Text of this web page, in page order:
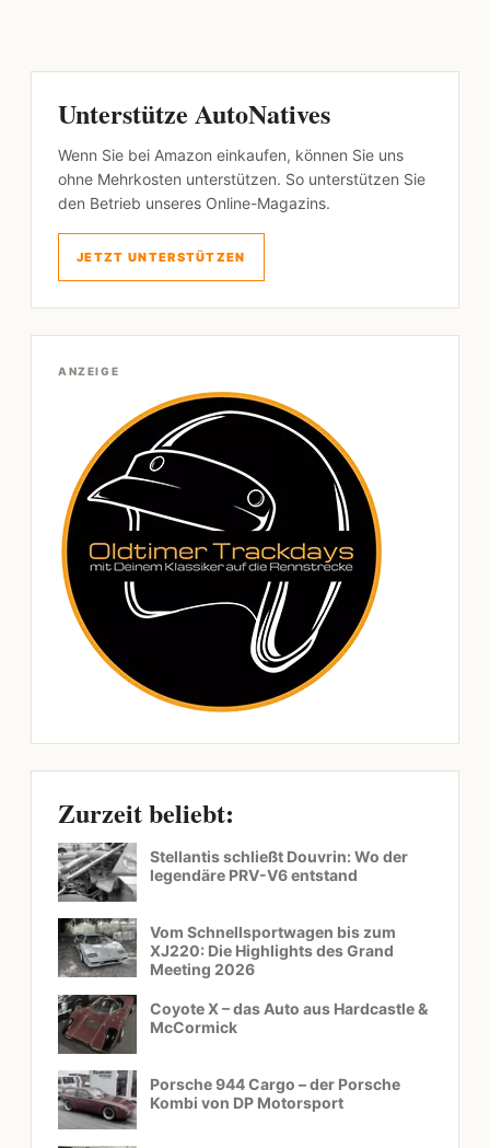
Unterstütze AutoNatives
Wenn Sie bei Amazon einkaufen, können Sie uns
ohne Mehrkosten unterstützen. So unterstützen Sie
den Betrieb unseres Online-Magazins.
JETZT UNTERSTÜTZEN
ANZEIGE
Zurzeit beliebt:
Stellantis schließt Douvrin: Wo der
legendäre PRV-V6 entstand
Vom Schnellsportwagen bis zum
XJ220: Die Highlights des Grand
Meeting 2026
Coyote X – das Auto aus Hardcastle &
McCormick
Porsche 944 Cargo – der Porsche
Kombi von DP Motorsport